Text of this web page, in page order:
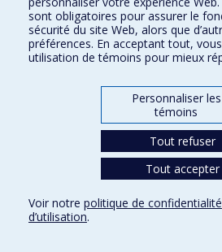
Réadaptation
Directions
Confidentialité Conditions
sont obligatoires pour assurer le
sécurité du site Web, alors que
préférences. En acceptant tout,
utilisation de témoins pour mieux
Personnaliser les
témoins
Tout refuser
Tout accepter
Voir notre politique de confidentialité
d’utilisation.